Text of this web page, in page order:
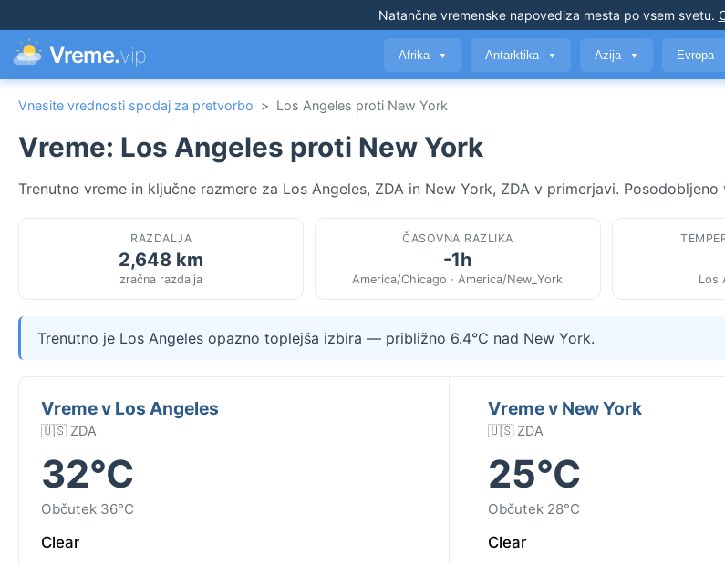
Natančne vremenske napovediza mesta po vsem svetu.
Vreme.vip Afrika ▼ Antarktika ▼ Azija ▼ Evropa
Vnesite vrednosti spodaj za pretvorbo > Los Angeles proti New York
Vreme: Los Angeles proti New York
Trenutno vreme in ključne razmere za Los Angeles, ZDA in New York, ZDA v primerjavi. Posodobljeno
RAZDALJA
2,648 km
zračna razdalja
ČASOVNA RAZLIKA
-1h
America/Chicago · America/New_York Los
Trenutno je Los Angeles opazno toplejša izbira — približno 6.4°C nad New York.
Vreme v Los Angeles
🇺🇸 ZDA
32°C
Občutek 36°C
Clear
Vreme v New York
🇺🇸 ZDA
25°C
Občutek 28°C
Clear